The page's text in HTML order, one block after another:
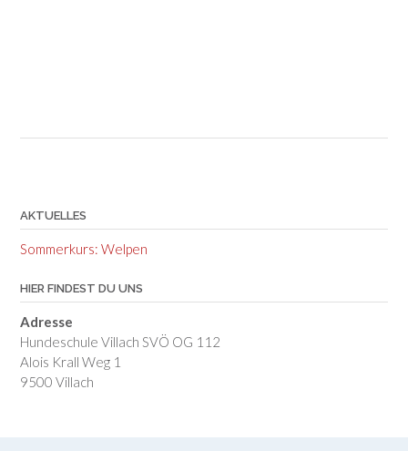
AKTUELLES
Sommerkurs: Welpen
HIER FINDEST DU UNS
Adresse
Hundeschule Villach SVÖ OG 112
Alois Krall Weg 1
9500 Villach